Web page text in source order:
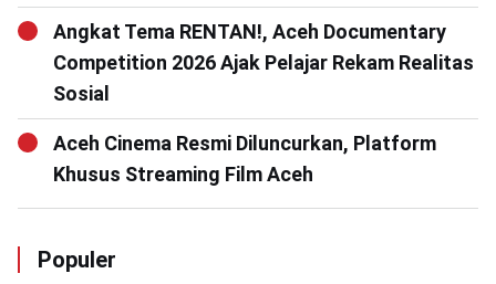
Angkat Tema RENTAN!, Aceh Documentary
Competition 2026 Ajak Pelajar Rekam Realitas
Sosial
Aceh Cinema Resmi Diluncurkan, Platform
Khusus Streaming Film Aceh
Populer